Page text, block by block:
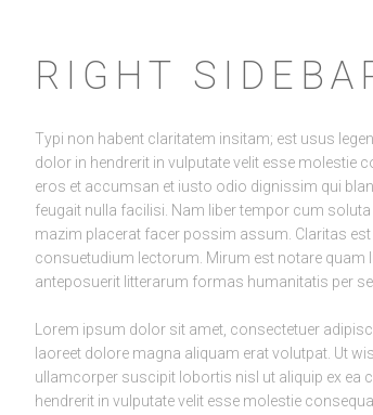
RIGHT
Typi non habent claritatem insitam; est usus
dolor in hendrerit in vulputate velit esse molestie
eros et accumsan et iusto odio dignissim qui
feugait nulla facilisi. Nam liber tempor cum
mazim placerat facer possim assum. Claritas
consuetudium lectorum. Mirum est notare
anteposuerit litterarum formas humanitatis per
Lorem ipsum dolor sit amet, consectetuer
laoreet dolore magna aliquam erat volutpat. Ut
ullamcorper suscipit lobortis nisl ut aliquip ex ea
hendrerit in vulputate velit esse molestie